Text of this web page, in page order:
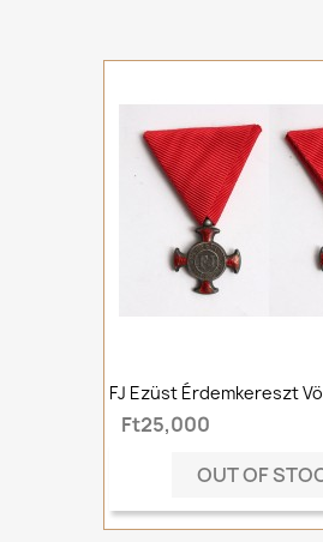
FJ Ezüst Érdemkereszt
Ft25,000
OUT OF